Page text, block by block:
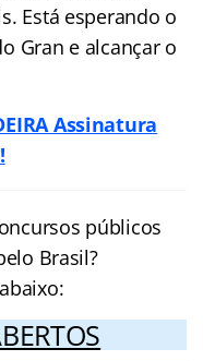
Está esperando o
Gran e alcançar o
Assinatura
públicos
Brasil?